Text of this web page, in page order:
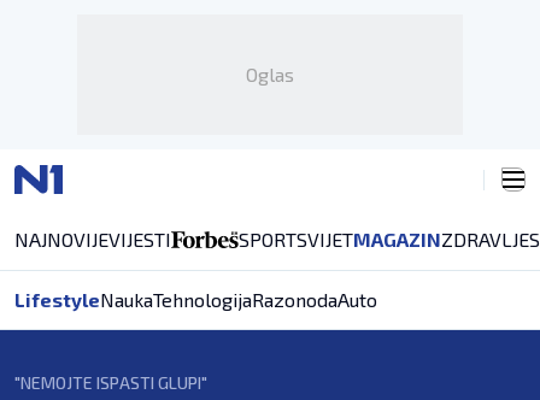
Oglas
NAJNOVIJEVIJESTI SPORTSVIJETMAGAZINZDRAVLJE
LifestyleNaukaTehnologijaRazonodaAuto
"NEMOJTE ISPASTI GLUPI"